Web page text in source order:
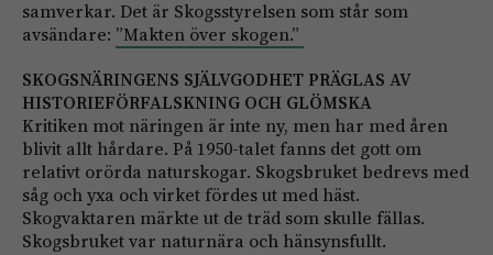
samverkar. Det är Skogsstyrelsen som står som
avsändare: ”Makten över skogen.”
SKOGSNÄRINGENS SJÄLVGODHET PRÄGLAS AV
HISTORIEFÖRFALSKNING OCH GLÖMSKA
Kritiken mot näringen är inte ny, men har med åren
blivit allt hårdare. På 1950-talet fanns det gott om
relativt orörda naturskogar. Skogsbruket bedrevs med
såg och yxa och virket fördes ut med häst.
Skogvaktaren märkte ut de träd som skulle fällas.
Skogsbruket var naturnära och hänsynsfullt.